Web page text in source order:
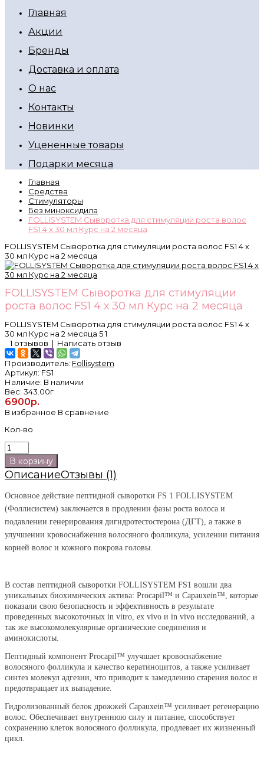
Главная
Акции
Бренды
Доставка и оплата
О нас
Контакты
Новинки
Уцененные товары
Подарки месяца
Главная
Средства
Стимуляторы
Без миноксидила
FOLLISYSTEM Сыворотка для стимуляции роста волос
FS1 4 х 30 мл Курс на 2 месяца
FOLLISYSTEM Сыворотка для стимуляции роста волос FS1 4 х
30 мл Курс на 2 месяца
FOLLISYSTEM Сыворотка для стимуляции
роста волос FS1 4 х 30 мл Курс на 2 месяца
FOLLISYSTEM Сыворотка для стимуляции роста волос FS1 4 х
30 мл Курс на 2 месяца 51
1 отзывов | Написать отзыв
Производитель: Follisystem
Артикул: FS1
Наличие: В наличии
Вес: 343.00г
6900р.
В избранное В сравнение
Кол-во
ОписаниеОтзывы (1)
Основное действие пептидной сыворотки FS 1 FOLLISYSTEM
(Фоллисистем) заключается в продлении фазы роста волоса и
подавлении генерирования дигидротестостерона (ДГТ), а также в
улучшении кровоснабжения волосяного фолликула, усилении питания
корней волос и кожного покрова головы.
В состав пептидной сыворотки FOLLISYSTEM FS1 вошли два
уникальных биохимических актива: Procapil™ и Capauxein™, которые
показали свою безопасность и эффективность в результате
проведенных высокоточных in vitro, ex vivo и in vivo исследований, а
так же высокомолекулярные органические соединения и
аминокислоты.
Пептидный компонент Procapil™ улучшает кровоснабжение
волосяного фолликула и качество кератиноцитов, а также усиливает
синтез молекул адгезии, что приводит к замедлению старения волос и
предотвращает их выпадение.
Гидролизованный белок дрожжей Capauxein™ усиливает регенерацию
волос. Обеспечивает внутреннюю силу и питание, способствует
сохранению клеток волосяного фолликула, продлевает их жизненный
цикл.